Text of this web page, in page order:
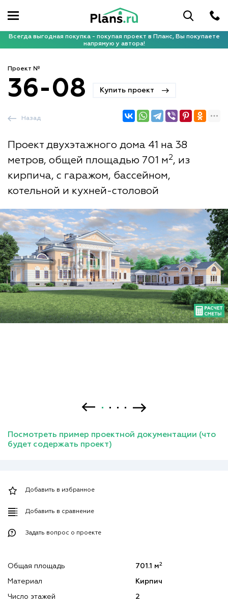
Всегда выгодная покупка - покупая проект в Планс, Вы покупаете
напрямую у автора!
Проект №
36-08 Купить проект
Проект двухэтажного дома 41 на 38
метров, общей площадью 701 м2, из
кирпича, с гаражом, бассейном,
котельной и кухней-столовой
Назад
Посмотреть пример проектной документации (что
будет содержать проект)
Добавить в избранное
Добавить в сравнение
Задать вопрос о проекте
Общая площадь 701.1 м2
Материал Кирпич
Число этажей 2